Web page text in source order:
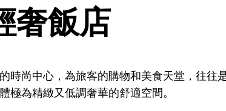
奢飯店
時尚中心，為旅客的購物和美食天堂，往往
為精緻又低調奢華的舒適空間。